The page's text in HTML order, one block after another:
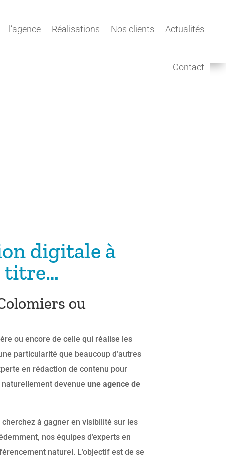
l’agence Réalisations Nos clients Actualités
Contact
digitale à
titre…
ou
ou encore de celle qui réalise les
particularité que beaucoup d’autres
en rédaction de contenu pour
naturellement devenueune agence de
à gagner en visibilité sur les
nos équipes d’experts en
naturel. L’objectif est de se